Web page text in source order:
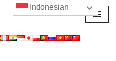
Indonesian